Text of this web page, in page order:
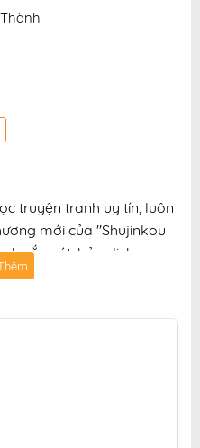
truyện tranh uy tín, luôn
mới của "Shujinkou
sắc nét, bản dịch
mang đến trải nghiệm
toàn miễn phí cho
online.